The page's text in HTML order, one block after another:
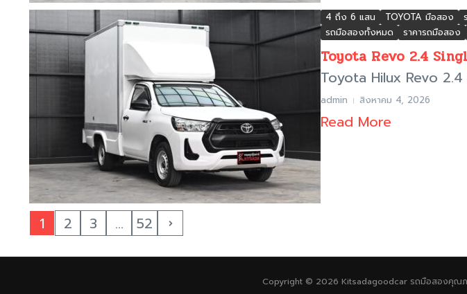
4 ถึง 6 แสน TOYOTA มือสอง
รถมือสองทั้งหมด
ราคารถมือสอง
Toyota Revo 2.4
Toyota Hilux Revo
admin สิงหาคม 4, 2026
Read More
1 2 3 ... 52
Copyright © 2026 Kitsadagoodcar รถมือสองคุณ